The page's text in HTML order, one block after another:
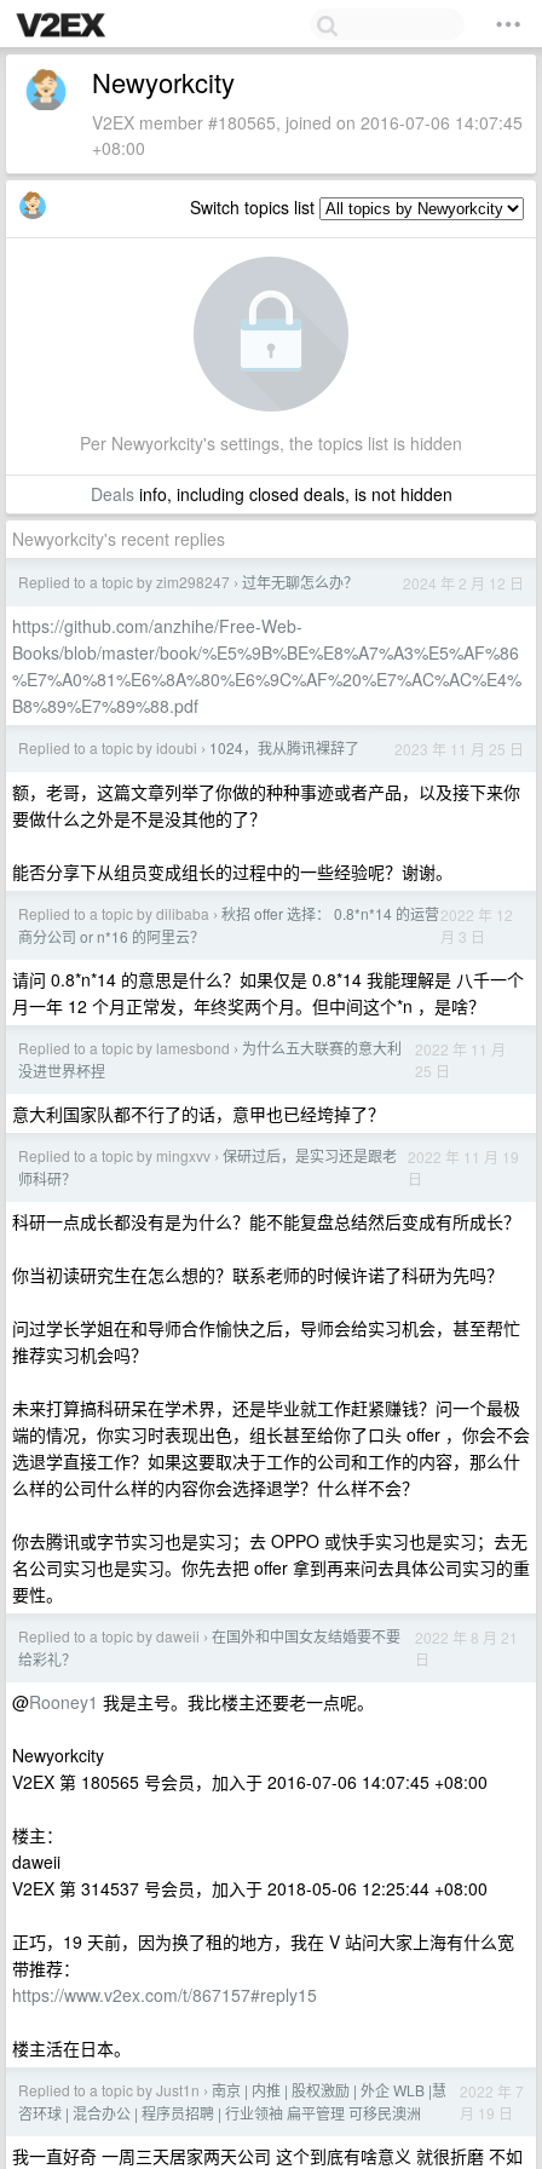
Newyorkcity
V2EX member #180565, joined on 2016-07-06 14:07:45
+08:00
Switch topics list
Per Newyorkcity's settings, the topics list is hidden
Dealsinfo, including closed deals, is not hidden
Newyorkcity's recent replies
Replied to a topic by zim298247 › 过年无聊怎么办？ 2024 年 2 月 12 日
https://github.com/anzhihe/Free-Web-
Books/blob/master/book/%E5%9B%BE%E8%A7%A3%E5%AF%86
%E7%A0%81%E6%8A%80%E6%9C%AF%20%E7%AC%AC%E4%
B8%89%E7%89%88.pdf
Replied to a topic by idoubi › 1024，我从腾讯裸辞了 2023 年 11 月 25 日
额，老哥，这篇文章列举了你做的种种事迹或者产品，以及接下来你
要做什么之外是不是没其他的了？
能否分享下从组员变成组长的过程中的一些经验呢？谢谢。
Replied to a topic by dilibaba › 秋招 offer 选择： 0.8*n*14 的运营
商分公司 or n*16 的阿里云？
2022 年 12
月 3 日
请问 0.8*n*14 的意思是什么？如果仅是 0.8*14 我能理解是 八千一个
月一年 12 个月正常发，年终奖两个月。但中间这个*n ，是啥？
Replied to a topic by lamesbond › 为什么五大联赛的意大利
没进世界杯捏
2022 年 11 月
25 日
意大利国家队都不行了的话，意甲也已经垮掉了？
Replied to a topic by mingxvv › 保研过后，是实习还是跟老
师科研？
2022 年 11 月 19
日
科研一点成长都没有是为什么？能不能复盘总结然后变成有所成长？
你当初读研究生在怎么想的？联系老师的时候许诺了科研为先吗？
问过学长学姐在和导师合作愉快之后，导师会给实习机会，甚至帮忙
推荐实习机会吗？
未来打算搞科研呆在学术界，还是毕业就工作赶紧赚钱？问一个最极
端的情况，你实习时表现出色，组长甚至给你了口头 offer ，你会不会
选退学直接工作？如果这要取决于工作的公司和工作的内容，那么什
么样的公司什么样的内容你会选择退学？什么样不会？
你去腾讯或字节实习也是实习；去 OPPO 或快手实习也是实习；去无
名公司实习也是实习。你先去把 offer 拿到再来问去具体公司实习的重
要性。
Replied to a topic by daweii › 在国外和中国女友结婚要不要
给彩礼？
2022 年 8 月 21
日
@Rooney1 我是主号。我比楼主还要老一点呢。
Newyorkcity
V2EX 第 180565 号会员，加入于 2016-07-06 14:07:45 +08:00
楼主：
daweii
V2EX 第 314537 号会员，加入于 2018-05-06 12:25:44 +08:00
正巧，19 天前，因为换了租的地方，我在 V 站问大家上海有什么宽
带推荐：
https://www.v2ex.com/t/867157#reply15
楼主活在日本。
Replied to a topic by Just1n › 南京 | 内推 | 股权激励 | 外企 WLB |慧
咨环球 | 混合办公 | 程序员招聘 | 行业领袖 扁平管理 可移民澳洲
2022 年 7
月 19 日
我一直好奇 一周三天居家两天公司 这个到底有啥意义 就很折磨 不如